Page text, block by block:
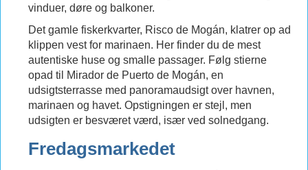
vinduer, døre og balkoner.
Det gamle fiskerkvarter, Risco de Mogán, klatrer op ad
klippen vest for marinaen. Her finder du de mest
autentiske huse og smalle passager. Følg stierne
opad til Mirador de Puerto de Mogán, en
udsigtsterrasse med panoramaudsigt over havnen,
marinaen og havet. Opstigningen er stejl, men
udsigten er besværet værd, især ved solnedgang.
Fredagsmarkedet